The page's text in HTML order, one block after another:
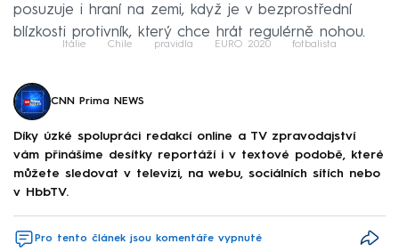
posuzuje i hraní na zemi, když je v bezprostřední
blízkosti protivník, který chce hrát regulérně nohou.
Itálie Chile pravidla EURO 2020 fotbalista
CNN Prima NEWS
Díky úzké spolupráci redakcí online a TV zpravodajství
vám přinášíme desítky reportáží i v textové podobě, které
můžete sledovat v televizi, na webu, sociálních sítích nebo
v HbbTV.
Pro tento článek jsou komentáře vypnuté